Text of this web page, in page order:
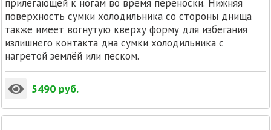
прилегающей к ногам во время переноски. Нижняя
поверхность сумки холодильника со стороны днища
также имеет вогнутую кверху форму для избегания
излишнего контакта дна сумки холодильника с
нагретой землёй или песком.
5490 руб.